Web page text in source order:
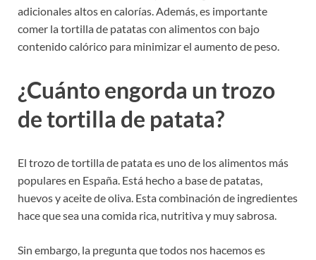
adicionales altos en calorías. Además, es importante
comer la tortilla de patatas con alimentos con bajo
contenido calórico para minimizar el aumento de peso.
¿Cuánto engorda un trozo
de tortilla de patata?
El trozo de tortilla de patata es uno de los alimentos más
populares en España. Está hecho a base de patatas,
huevos y aceite de oliva. Esta combinación de ingredientes
hace que sea una comida rica, nutritiva y muy sabrosa.
Sin embargo, la pregunta que todos nos hacemos es